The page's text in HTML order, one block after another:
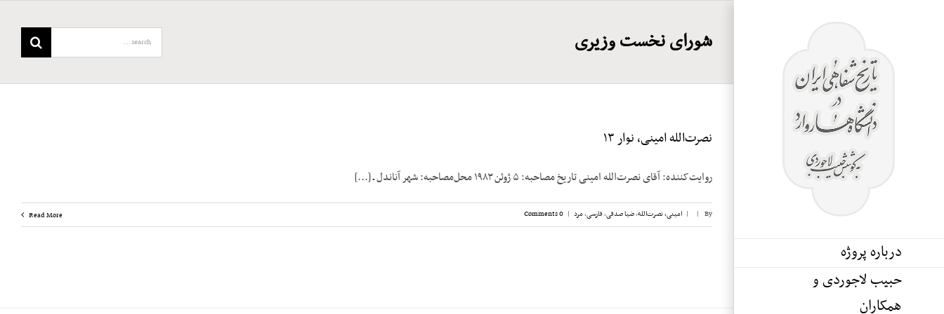
درباره پروژه
حبیب لاجوردی و
همکاران
شورای نخست وزیری
Search
for:
نصرت‌الله امینی، نوار ۱۳
روایت‌کننده: آقای نصرت‌الله امینی تاریخ مصاحبه: ۵ ژوئن ۱۹۸۳ محل‌مصاحبه: شهر آناندل ـ [...]
By
|
| امینی، نصرت‌الله,ضیا صدقی,فارسی,مرد |
0 Comments
Read More